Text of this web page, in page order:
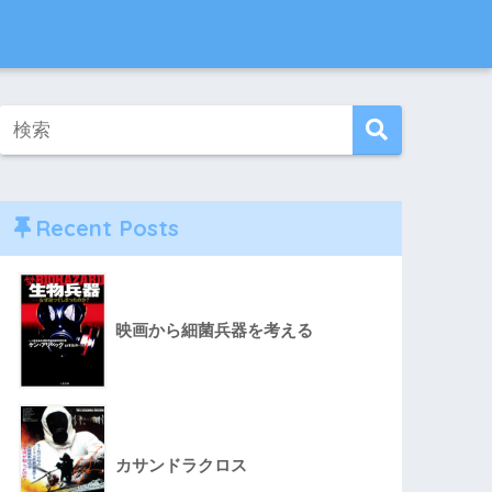
Recent Posts
映画から細菌兵器を考える
カサンドラクロス